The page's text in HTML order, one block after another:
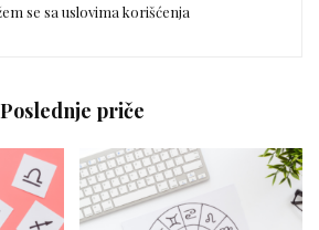
se sa uslovima korišćenja
Poslednje priče